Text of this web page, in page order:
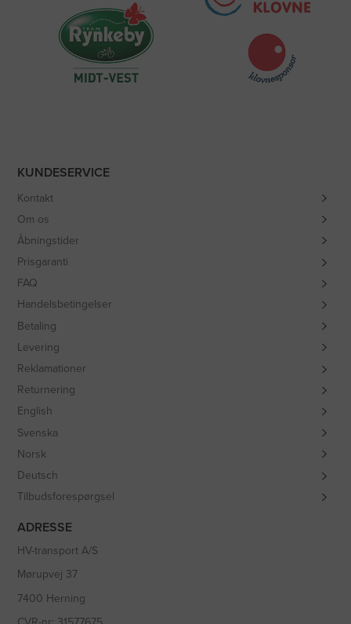
KUNDESERVICE
Kontakt
Om os
Åbningstider
Prisgaranti
FAQ
Handelsbetingelser
Betaling
Levering
Reklamationer
Returnering
English
Svenska
Norsk
Deutsch
Tilbudsforespørgsel
ADRESSE
HV-transport A/S
Mørupvej 37
7400 Herning